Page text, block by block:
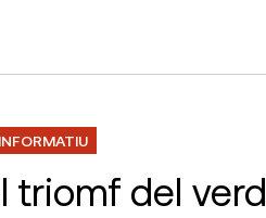
triomf del verd